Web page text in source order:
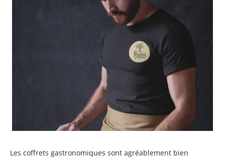
Les coffrets gastronomiques sont agréablement bien